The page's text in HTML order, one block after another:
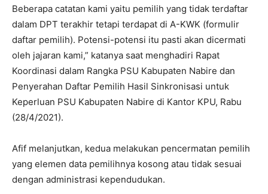
Beberapa catatan kami yaitu pemilih yang tidak terdaftar
dalam DPT terakhir tetapi terdapat di A-KWK (formulir
daftar pemilih). Potensi-potensi itu pasti akan dicermati
oleh jajaran kami,” katanya saat menghadiri Rapat
Koordinasi dalam Rangka PSU Kabupaten Nabire dan
Penyerahan Daftar Pemilih Hasil Sinkronisasi untuk
Keperluan PSU Kabupaten Nabire di Kantor KPU, Rabu
(28/4/2021).
Afif melanjutkan, kedua melakukan pencermatan pemilih
yang elemen data pemilihnya kosong atau tidak sesuai
dengan administrasi kependudukan.